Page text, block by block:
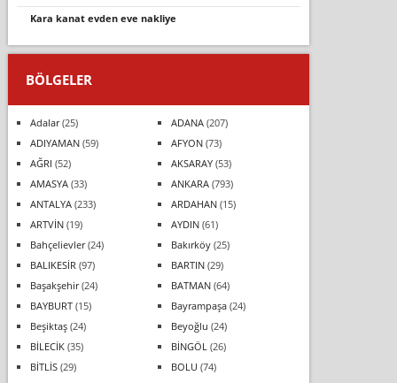
kara kanat evden eve nakliye
BÖLGELER
Adalar(25) ADANA(207)
ADIYAMAN(59) AFYON(73)
AĞRI (52) AKSARAY(53)
AMASYA(33) ANKARA(793)
ANTALYA(233) ARDAHAN(15)
ARTVİN(19) AYDIN(61)
Bahçelievler(24) Bakırköy(25)
BALIKESİR (97) BARTIN(29)
Başakşehir(24) BATMAN(64)
BAYBURT(15) Bayrampaşa(24)
Beşiktaş(24) Beyoğlu (24)
BİLECİK(35) BİNGÖL (26)
BİTLİS(29) BOLU (74)